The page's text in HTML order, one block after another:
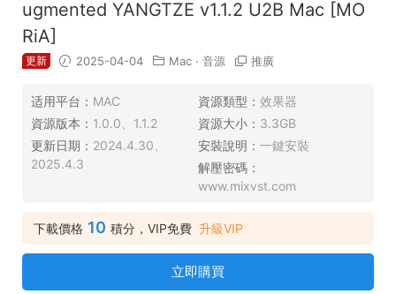
ugmented YANGTZE v1.1.2 U2B Mac [MO
RiA]
更新 2025-04-04 Mac · 音源 推廣
适用平台： MAC 資源類型： 效果器
資源版本： 1.0.0、1.1.2 資源大小： 3.3GB
更新日期： 2024.4.30、
2025.4.3
安裝說明： 一鍵安裝
解壓密碼：
www.mixvst.com
下載價格 10 積分，VIP免費 升級VIP
立即購買